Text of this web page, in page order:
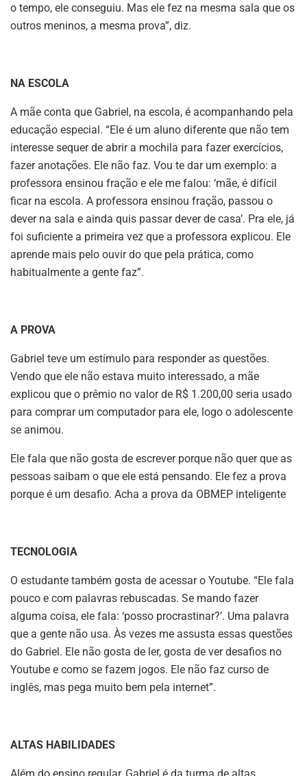
o tempo, ele conseguiu. Mas ele fez na mesma sala que os
outros meninos, a mesma prova”, diz.
NA ESCOLA
A mãe conta que Gabriel, na escola, é acompanhando pela
educação especial. “Ele é um aluno diferente que não tem
interesse sequer de abrir a mochila para fazer exercícios,
fazer anotações. Ele não faz. Vou te dar um exemplo: a
professora ensinou fração e ele me falou: ‘mãe, é difícil
ficar na escola. A professora ensinou fração, passou o
dever na sala e ainda quis passar dever de casa’. Pra ele, já
foi suficiente a primeira vez que a professora explicou. Ele
aprende mais pelo ouvir do que pela prática, como
habitualmente a gente faz”.
A PROVA
Gabriel teve um estímulo para responder as questões.
Vendo que ele não estava muito interessado, a mãe
explicou que o prêmio no valor de R$ 1.200,00 seria usado
para comprar um computador para ele, logo o adolescente
se animou.
Ele fala que não gosta de escrever porque não quer que as
pessoas saibam o que ele está pensando. Ele fez a prova
porque é um desafio. Acha a prova da OBMEP inteligente
TECNOLOGIA
O estudante também gosta de acessar o Youtube. “Ele fala
pouco e com palavras rebuscadas. Se mando fazer
alguma coisa, ele fala: ‘posso procrastinar?’. Uma palavra
que a gente não usa. Às vezes me assusta essas questões
do Gabriel. Ele não gosta de ler, gosta de ver desafios no
Youtube e como se fazem jogos. Ele não faz curso de
inglês, mas pega muito bem pela internet”.
ALTAS HABILIDADES